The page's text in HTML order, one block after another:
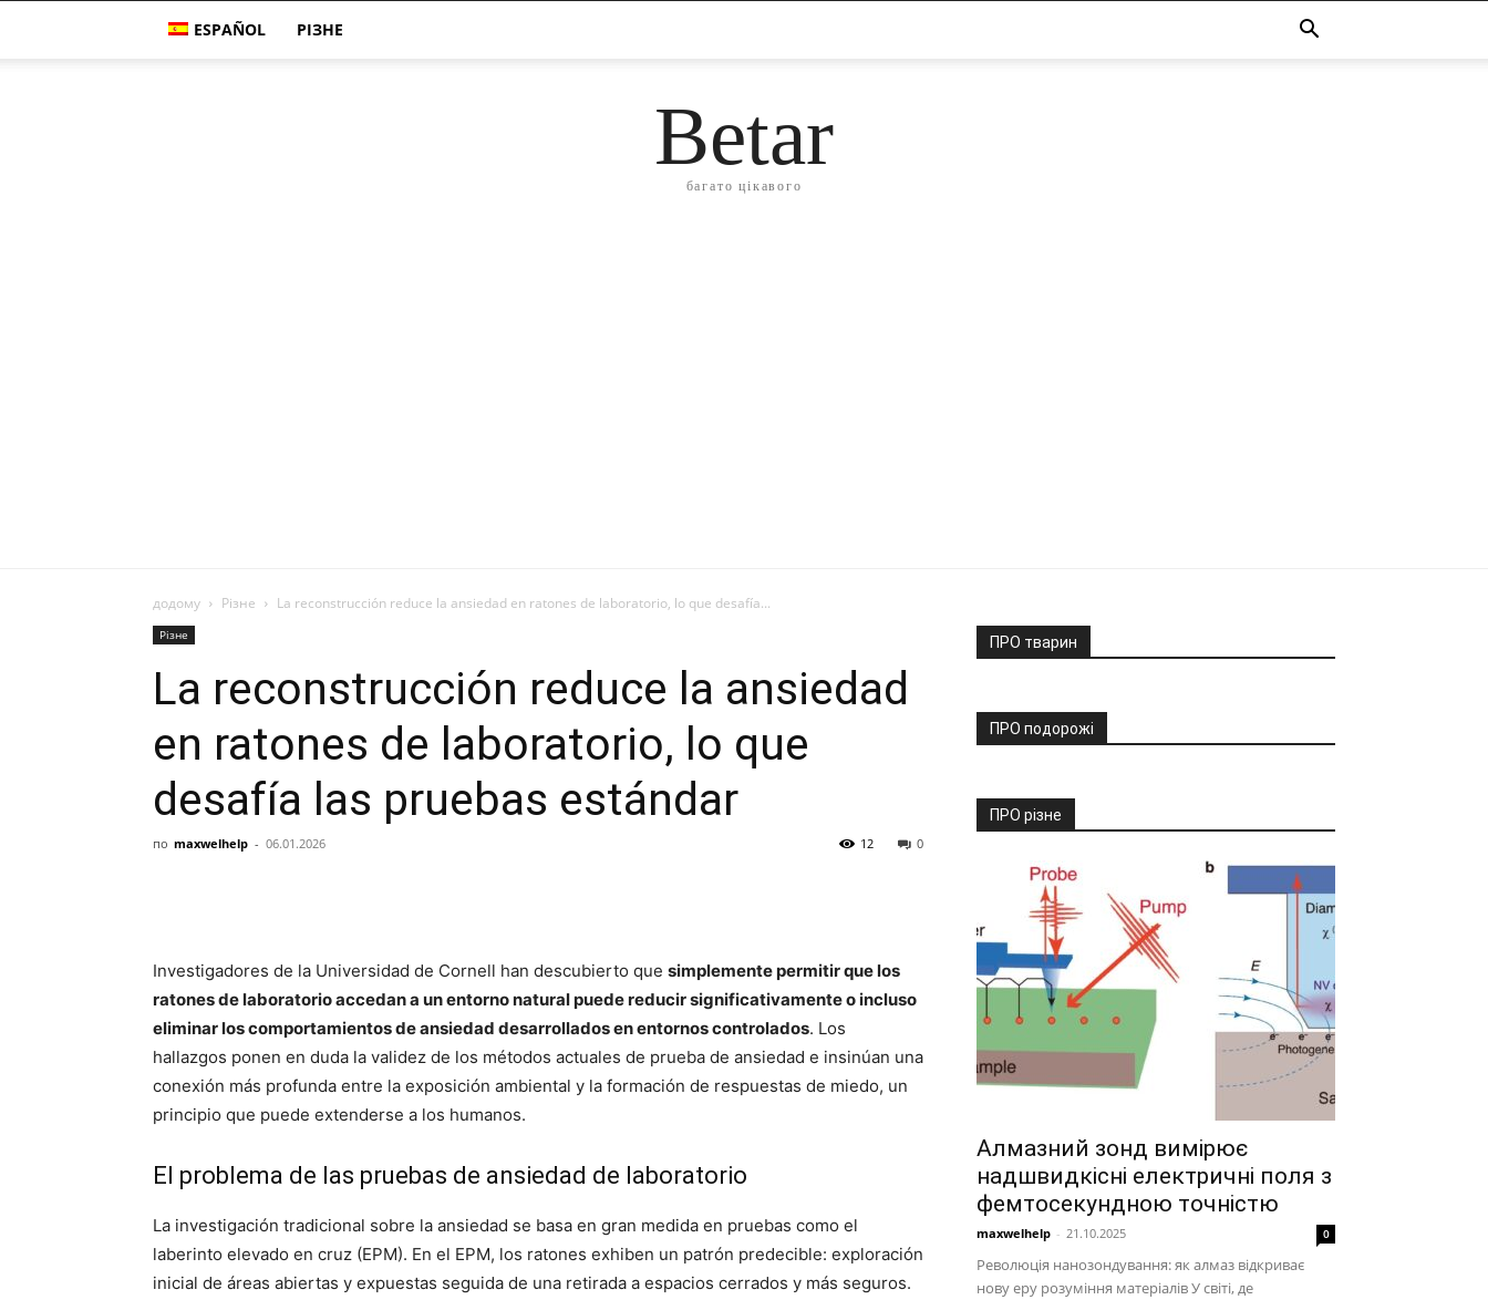
ESPAÑOL РІЗНЕ
Betar
багато цікавого
додому Різне La reconstrucción reduce la ansiedad en ratones de laboratorio, lo que desafía...
Різне
La reconstrucción reduce la ansiedad
en ratones de laboratorio, lo que
desafía las pruebas estándar
по maxwelhelp - 06.01.2026 0
12
Investigadores de la Universidad de Cornell han descubierto que simplemente permitir que los
ratones de laboratorio accedan a un entorno natural puede reducir significativamente o incluso
eliminar los comportamientos de ansiedad desarrollados en entornos controlados. Los
hallazgos ponen en duda la validez de los métodos actuales de prueba de ansiedad e insinúan una
conexión más profunda entre la exposición ambiental y la formación de respuestas de miedo, un
principio que puede extenderse a los humanos.
El problema de las pruebas de ansiedad de laboratorio
La investigación tradicional sobre la ansiedad se basa en gran medida en pruebas como el
laberinto elevado en cruz (EPM). En el EPM, los ratones exhiben un patrón predecible: exploración
inicial de áreas abiertas y expuestas seguida de una retirada a espacios cerrados y más seguros.
ПРО тварин
ПРО подорожі
ПРО різне
Алмазний зонд вимірює
надшвидкісні електричні поля з
фемтосекундною точністю
maxwelhelp - 21.10.2025 0
Революція нанозондування: як алмаз відкриває
нову еру розуміння матеріалів У світі, де